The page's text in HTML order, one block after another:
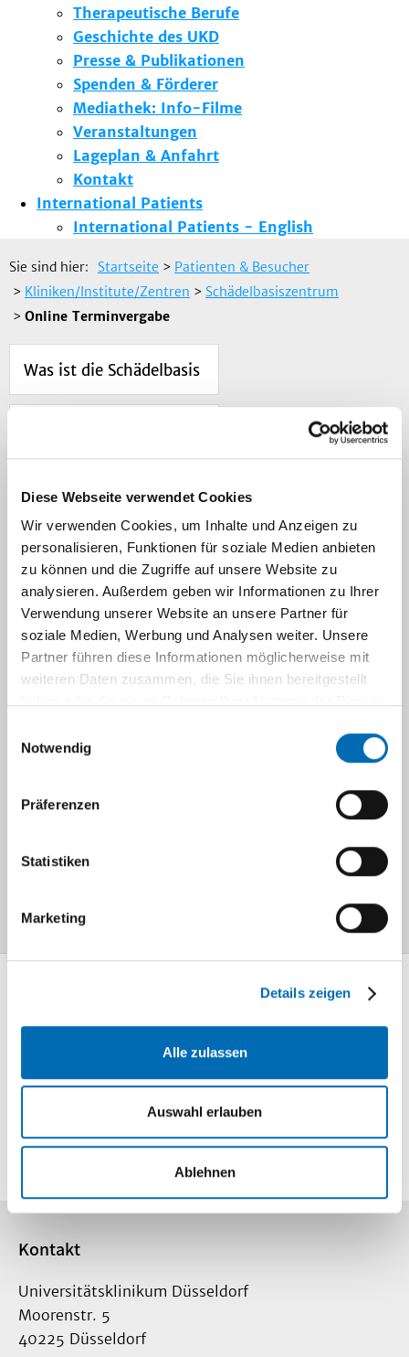
Diese Webseite verwendet Cookies
Wir verwenden Cookies, um Inhalte und Anzeigen zu
personalisieren, Funktionen für soziale Medien anbieten
zu können und die Zugriffe auf unsere Website zu
analysieren. Außerdem geben wir Informationen zu Ihrer
Verwendung unserer Website an unsere Partner für
soziale Medien, Werbung und Analysen weiter. Unsere
Partner führen diese Informationen möglicherweise mit
weiteren Daten zusammen, die Sie ihnen bereitgestellt
Notwendig
Präferenzen
Statistiken
Marketing
Details zeigen
Alle zulassen
Auswahl erlauben
Ablehnen
Therapeutische Berufe
Geschichte des UKD
Presse & Publikationen
Spenden & Förderer
Mediathek: Info-Filme
Veranstaltungen
Lageplan & Anfahrt
Kontakt
International Patients
International Patients - English
Sie sind hier: Startseite > Patienten & Besucher
> Kliniken/Institute/Zentren > Schädelbasiszentrum
> Online Terminvergabe
Was ist die Schädelbasis
Ablauf der
Unser Team
Veranstaltungen
Online Terminvergabe
Lage / Anreise
Information und
Wissen
Lageplan
So finden Sie
uns
Kontakt
Universitätsklinikum Düsseldorf
Moorenstr. 5
40225 Düsseldorf